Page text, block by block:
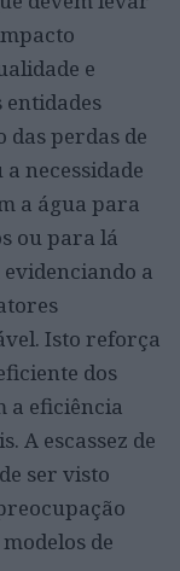
e
das perdas de
necessidade
a água para
ou para lá
a
Isto reforça
dos
a eficiência
A escassez de
ser visto
de